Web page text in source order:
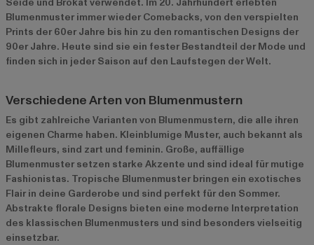
Blumenmuster immer wieder Comebacks, von den verspielten
Prints der 60er Jahre bis hin zu den romantischen Designs der
90er Jahre. Heute sind sie ein fester Bestandteil der Mode und
finden sich in jeder Saison auf den Laufstegen der Welt.
Verschiedene Arten von Blumenmustern
Es gibt zahlreiche Varianten von Blumenmustern, die alle ihren
eigenen Charme haben. Kleinblumige Muster, auch bekannt als
Millefleurs, sind zart und feminin. Große, auffällige
Blumenmuster setzen starke Akzente und sind ideal für mutige
Fashionistas. Tropische Blumenmuster bringen ein exotisches
Flair in deine Garderobe und sind perfekt für den Sommer.
Abstrakte florale Designs bieten eine moderne Interpretation
des klassischen Blumenmusters und sind besonders vielseitig
einsetzbar.